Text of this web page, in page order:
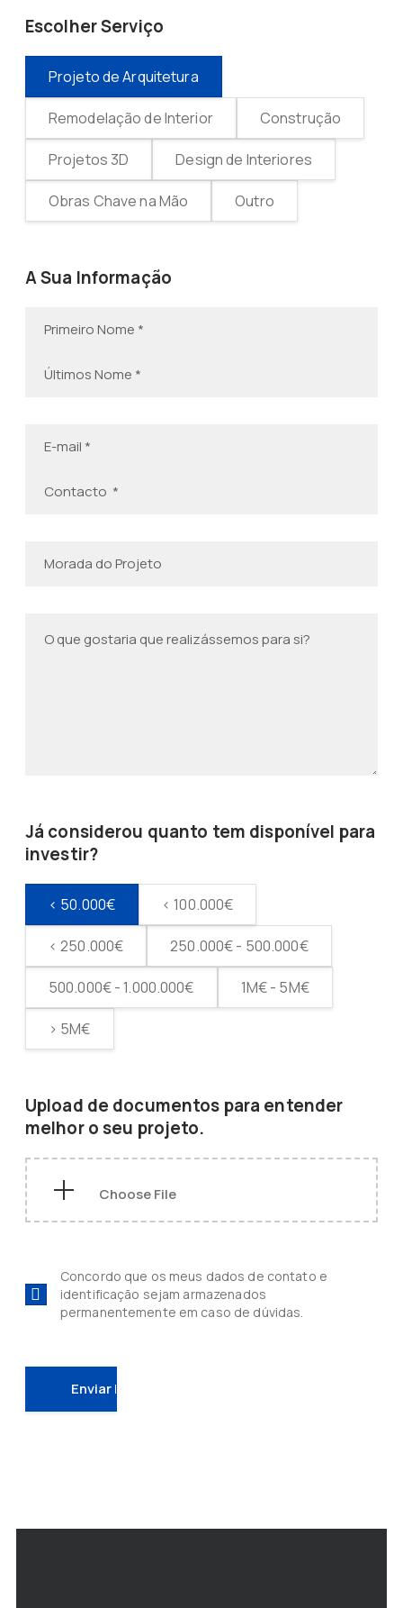
Escolher Serviço
Projeto de Arquitetura
Remodelação de Interior Construção
Projetos 3D Design de Interiores
Obras Chave na Mão Outro
A Sua Informação
Já considerou quanto tem disponível para
investir?
< 50.000€ < 100.000€
< 250.000€ 250.000€ - 500.000€
500.000€ - 1.000.000€ 1M€ - 5M€
> 5M€
Upload de documentos para entender
melhor o seu projeto.
Concordo que os meus dados de contato e
identificação sejam armazenados
permanentemente em caso de dúvidas.